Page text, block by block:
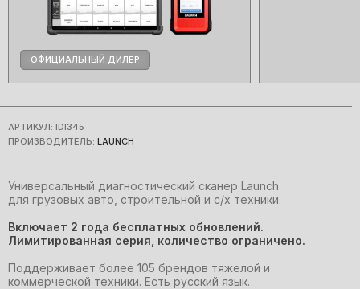
Универсальный диагностический сканер Launch
для грузовых авто, строительной и с/х техники.
Включает 2 года бесплатных обновлений.
Лимитированная серия, количество ограничено.
Поддерживает более 105 брендов тяжелой и
коммерческой техники. Есть русский язык.
ОФИЦИАЛЬНЫЙ ДИЛЕР
АРТИКУЛ: IDI345
ПРОИЗВОДИТЕЛЬ: LAUNCH